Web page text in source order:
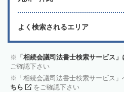
よく検索されるエリア
「相続会議司法書士検索サービス
ご確認下さい
「相続会議司法書士検索サービス
ちら
をご確認下さい